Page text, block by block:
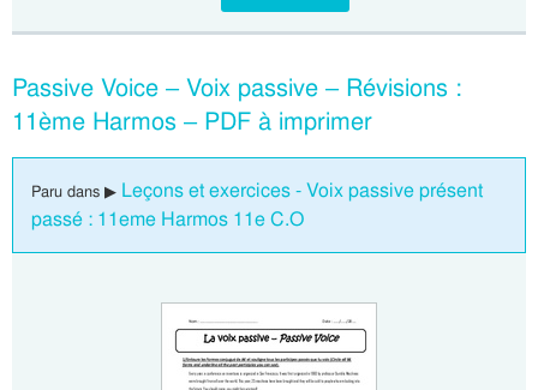
Passive Voice – Voix passive – Révisions :
11ème Harmos – PDF à imprimer
Paru dans ▶ Leçons et exercices - Voix passive présent
passé : 11eme Harmos 11e C.O